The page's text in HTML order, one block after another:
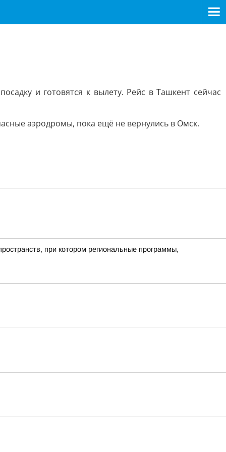
и готовятся к вылету. Рейс в Ташкент сейчас
аэродромы, пока ещё не вернулись в Омск.
при котором региональные программы,